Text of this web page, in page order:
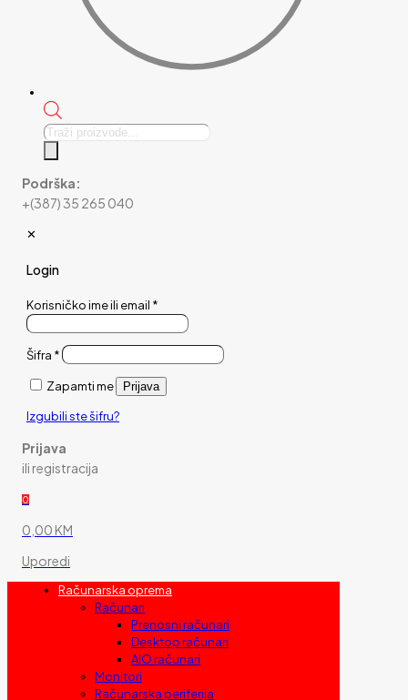
Products
Podrška:
+(387) 35 265 040
✕
Login
Korisničko ime ili email *
Šifra *
Zapamti me Prijava
Izgubili ste šifru?
Prijava
ili registracija
0
0,00 KM
Uporedi
Računarska oprema
Računari
Prenosni računari
Desktop računari
AIO računari
Monitori
Računarska periferija